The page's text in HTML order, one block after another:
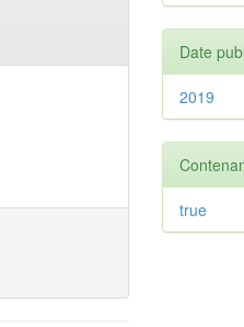
Date
2019
true